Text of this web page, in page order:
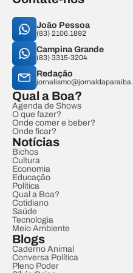
João Pessoa
(83) 2106.1892
Campina Grande
(83) 3315-3204
Redação
Qual a Boa?
Agenda de Shows
O que fazer?
Onde comer e beber?
Onde ficar?
Notícias
Bichos
Cultura
Economia
Educação
Política
Qual a Boa?
Cotidiano
Saúde
Tecnologia
Meio Ambiente
Blogs
Caderno Animal
Conversa Política
Pleno Poder